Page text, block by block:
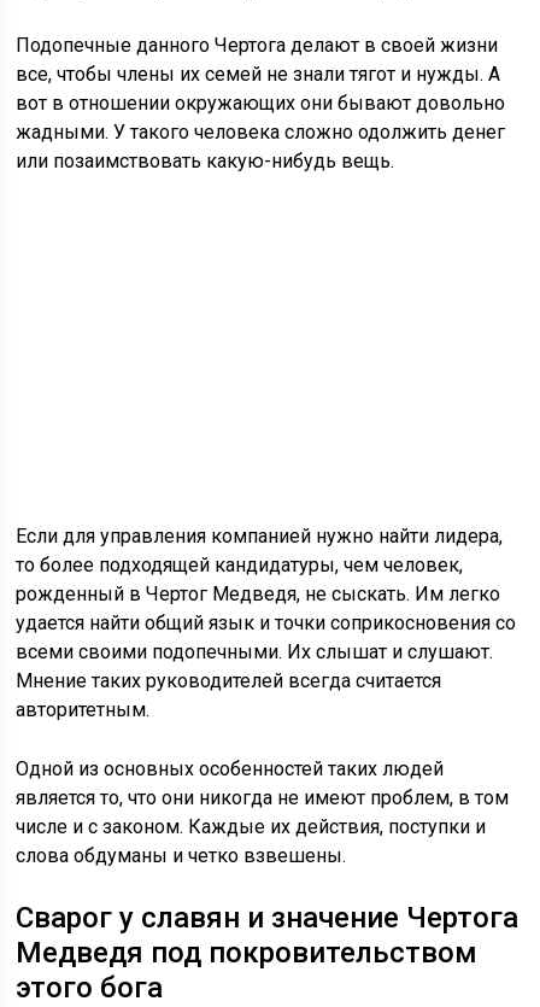
Подопечные данного Чертога делают в своей жизни
все, чтобы члены их семей не знали тягот и нужды. А
вот в отношении окружающих они бывают довольно
жадными. У такого человека сложно одолжить денег
или позаимствовать какую-нибудь вещь.
Если для управления компанией нужно найти лидера,
то более подходящей кандидатуры, чем человек,
рожденный в Чертог Медведя, не сыскать. Им легко
удается найти общий язык и точки соприкосновения со
всеми своими подопечными. Их слышат и слушают.
Мнение таких руководителей всегда считается
авторитетным.
Одной из основных особенностей таких людей
является то, что они никогда не имеют проблем, в том
числе и с законом. Каждые их действия, поступки и
слова обдуманы и четко взвешены.
Сварог у славян и значение Чертога
Медведя под покровительством
этого бога